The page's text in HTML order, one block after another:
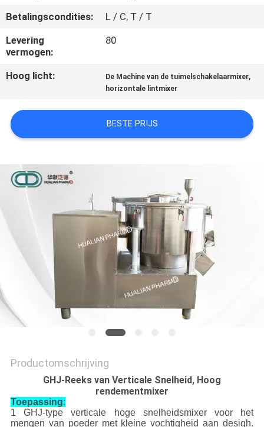
VERZOEK
OM
CITAAT
SITEMAP
PRIVACY
POLICY
Betalingscondities:
L / C, T / T
Levering
vermogen:
80
Hoog licht: De Machine van de tuimelschakelaarmixer,
horizontale lintmixer
BESTE PRIJS
Productomschrijving
GHJ-Reeks van Verticale Snelheid, Hoog
rendementmixer
Toepassing:
1 GHJ-type verticale hoge snelheidsmixer voor het
mengen van poeder met kleine vochtigheid aan desigh.